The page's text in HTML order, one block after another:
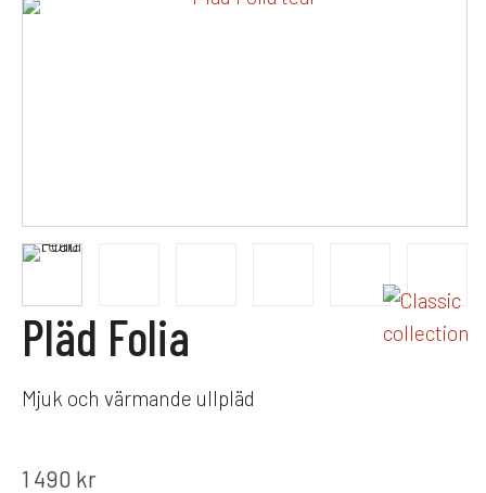
Pläd Folia
Mjuk och värmande ullpläd
1 490 kr